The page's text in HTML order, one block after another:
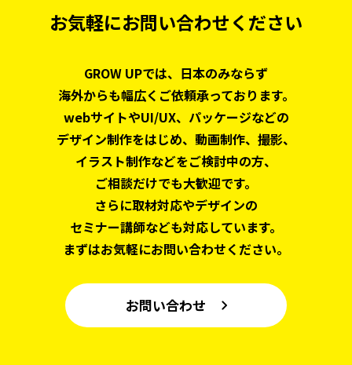
お気軽にお問い合わせください
GROW UPでは、日本のみならず
海外からも幅広くご依頼承っております。
webサイトやUI/UX、パッケージなどの
デザイン制作をはじめ、 動画制作、撮影、
イラスト制作などをご検討中の方、
ご相談だけでも大歓迎です。
さらに取材対応やデザインの
セミナー講師なども対応しています。
まずはお気軽にお問い合わせください。
お問い合わせ